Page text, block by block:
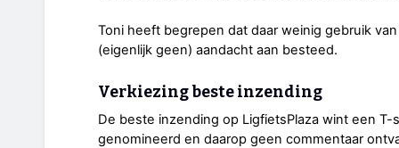
Toni heeft begrepen dat daar weinig gebruik
(eigenlijk geen) aandacht aan besteed.
Verkiezing beste inzending
De beste inzending op LigfietsPlaza wint een
genomineerd en daarop geen commentaar